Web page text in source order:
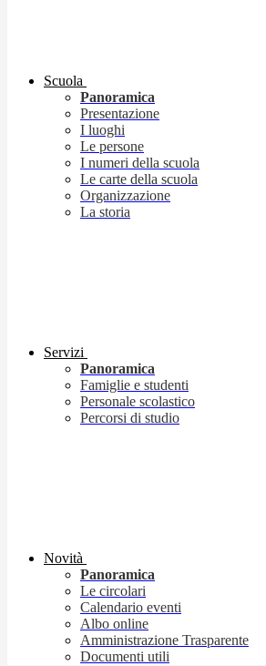
Scuola
Panoramica
Presentazione
I luoghi
Le persone
I numeri della scuola
Le carte della scuola
Organizzazione
La storia
Servizi
Panoramica
Famiglie e studenti
Personale scolastico
Percorsi di studio
Novità
Panoramica
Le circolari
Calendario eventi
Albo online
Amministrazione Trasparente
Documenti utili